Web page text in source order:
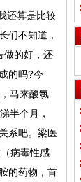
还算是比较
们不知道，
做的好，还
的吗?今
马来酸氯
半个月，
系吧。梁医
病毒性感
的药物，首